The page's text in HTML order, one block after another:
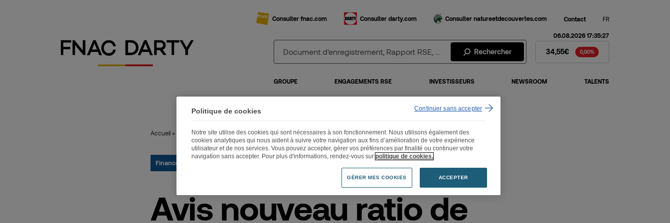
Consulter fnac.com Consulter darty.com Consulter natureetdecouvertes.com Contact FR
Rechercher Action Fnac Darty - Cours de
06.08.2026 17:35:27
34,55€ 0,00%
GROUPE ENGAGEMENTS RSE INVESTISSEURS NEWSROOM TALENTS
Accueil > Publications>Avis nouveau ratio de conversion OCEANE
Finance
Avis nouveau ratio de
Politique de cookies
Notre site utilise des cookies qui sont nécessaires à son fonctionnement. Nous utilisons également des
cookies analytiques qui nous aident à suivre votre navigation aux fins d’amélioration de votre expérience
utilisateur et de nos services. Vous pouvez accepter, gérer vos préférences par finalité ou continuer votre
navigation sans accepter. Pour plus d'informations, rendez-vous sur politique de cookies.
GÉRER MES COOKIES ACCEPTER
Continuer sans accepter